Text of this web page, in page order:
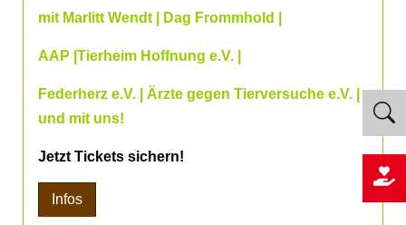
mit Marlitt Wendt | Dag Frommhold |
AAP |Tierheim Hoffnung e.V. |
Federherz e.V. | Ärzte gegen Tierversuche e.V. |
und mit uns!
Jetzt Tickets sichern!
Infos